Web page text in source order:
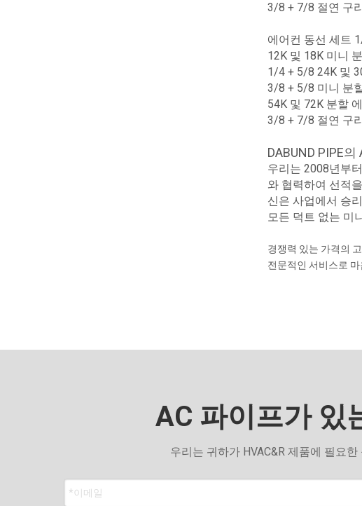
3/8 + 7/8 절연 구
에어컨 동선 세트
12K 및 18K 미니
1/4 + 5/8 24K 및
3/8 + 5/8 미니 분
54K 및 72K 분할
3/8 + 7/8 절연 구
DABUND PIPE
우리는 2008년부
와 협력하여 선적
신은 사업에서 승
모든 덕트 없는 미
경쟁력 있는 가격의
전문적인 서비스로
AC 파이프가 있
우리는 귀하가 HVAC&R 제품에 필요